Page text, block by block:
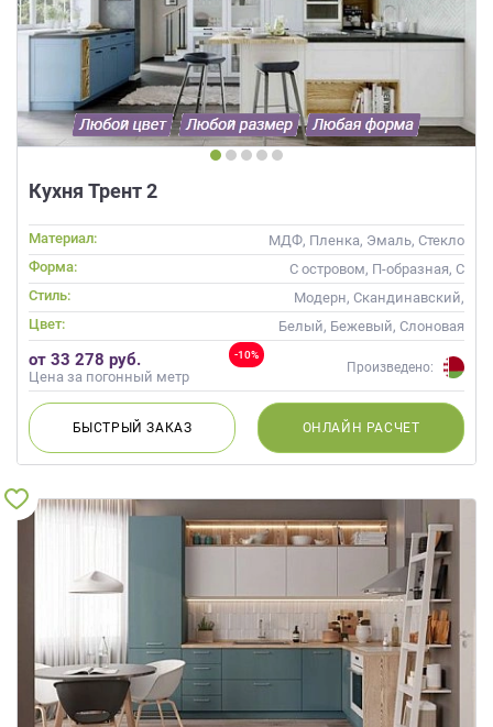
Кухня Трент 2
Материал:
МДФ, Пленка, Эмаль, Стекло
Форма:
С островом, П-образная, С
барной стойкой
Стиль:
Модерн, Скандинавский,
Неоклассика, Современные
Цвет:
Белый, Бежевый, Слоновая
кость, Кремовый, Синий,
Голубой
-10%
от 33 278 руб.
Цена за погонный метр
Произведено:
БЫСТРЫЙЗАКАЗ ОНЛАЙН РАСЧЕТ